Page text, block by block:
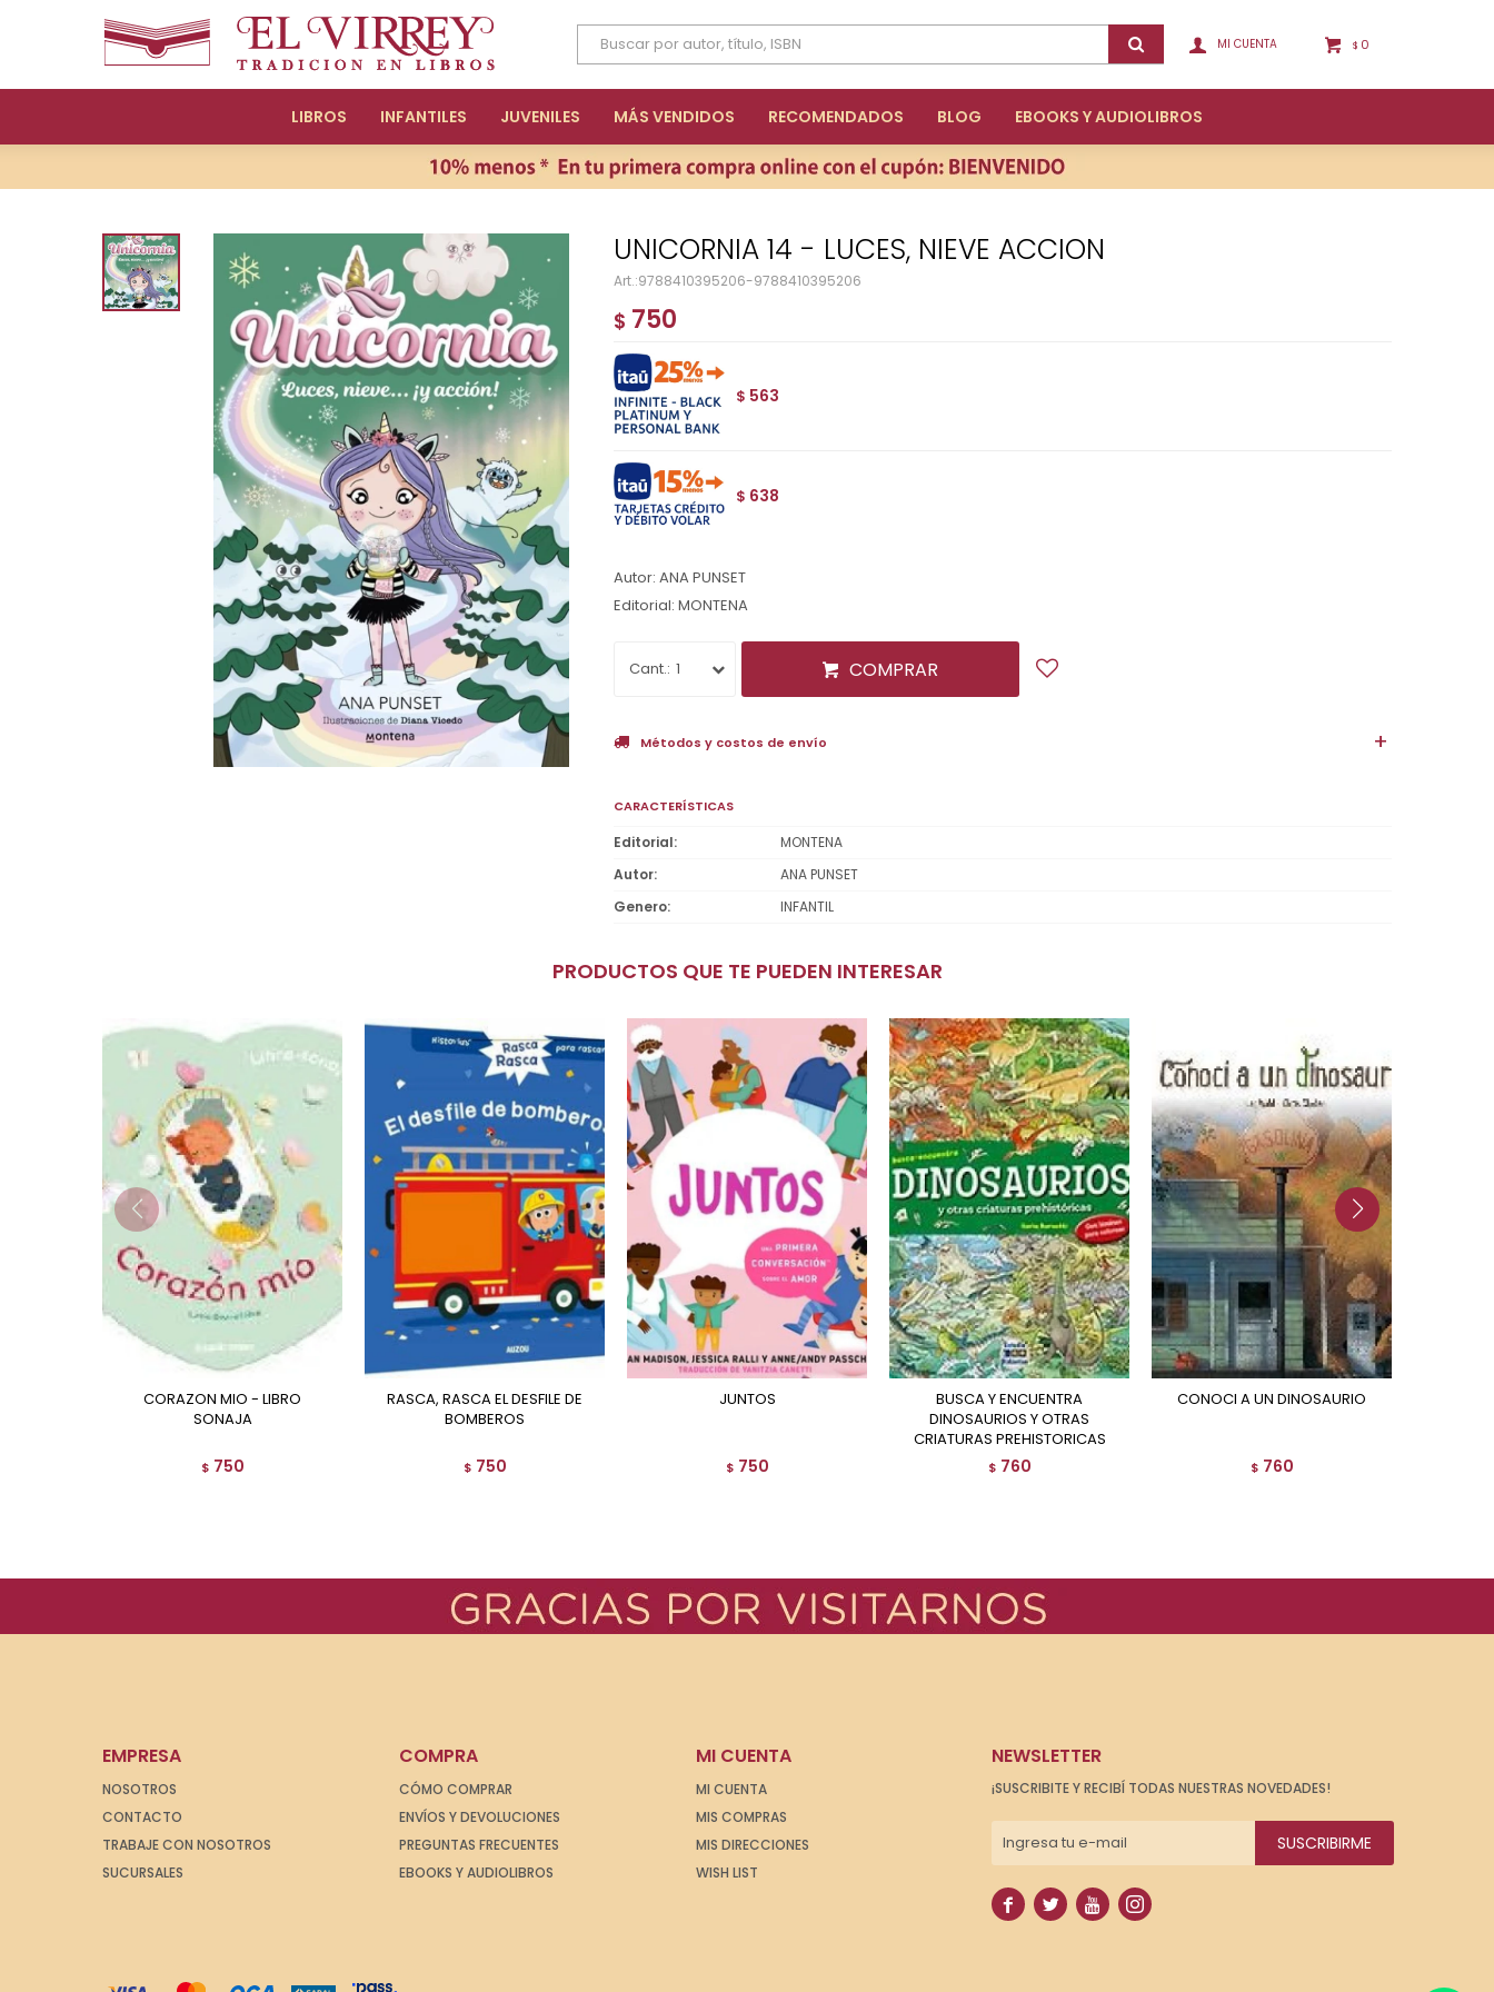
LIBROS INFANTILES JUVENILES MÁS VENDIDOS RECOMENDADOS BLOG EBOOKS Y AUDIOLIBROS
$ 0
UNICORNIA 14 - LUCES, NIEVE ACCION
9788410395206-9788410395206
$ 750
$ 563
$ 638
Autor: ANA PUNSET
Editorial: MONTENA
1 COMPRAR
Métodos y costos de envío
CARACTERÍSTICAS
Editorial
MONTENA
Autor
ANA PUNSET
Genero
INFANTIL
PRODUCTOS QUE TE PUEDEN INTERESAR
CORAZON MIO - LIBRO
SONAJA
$ 750
RASCA, RASCA EL DESFILE DE
BOMBEROS
$ 750
JUNTOS
$ 750
BUSCA Y ENCUENTRA
DINOSAURIOS Y OTRAS
CRIATURAS PREHISTORICAS
$ 760
CONOCI A UN DINOSAURIO
$ 760
EMPRESA
NOSOTROS
CONTACTO
TRABAJE CON NOSOTROS
SUCURSALES
COMPRA
CÓMO COMPRAR
ENVÍOS Y DEVOLUCIONES
PREGUNTAS FRECUENTES
EBOOKS Y AUDIOLIBROS
MI CUENTA
MI CUENTA
MIS COMPRAS
MIS DIRECCIONES
WISH LIST
NEWSLETTER
¡SUSCRIBITE Y RECIBÍ TODAS NUESTRAS NOVEDADES!
SUSCRIBIRME
   